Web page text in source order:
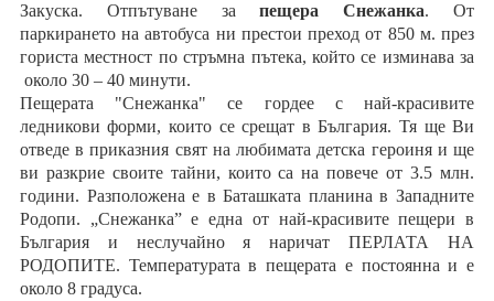
Закуска. Отпътуване запещера Снежанка. От
паркирането на автобуса ни престои преход от 850 м. през
гориста местност по стръмна пътека, който се изминава за
около 30 – 40 минути.
Пещерата "Снежанка" се гордее с най-красивите
ледникови форми, които се срещат в България. Тя ще Ви
отведе в приказния свят на любимата детска героиня и ще
ви разкрие своите тайни, които са на повече от 3.5 млн.
години. Разположена е в Баташката планина в Западните
Родопи. „Снежанка” е една от най-красивите пещери в
България и неслучайно я наричат ПЕРЛАТА НА
РОДОПИТЕ. Температурата в пещерата е постоянна и е
около 8 градуса.